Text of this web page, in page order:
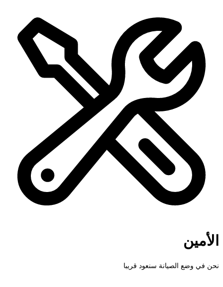
الأمين
نحن في وضع الصيانة سنعود قريبا